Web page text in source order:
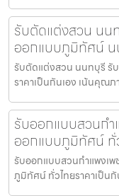
รับตัดแต่งสวน นน
ออกแบบภูมิทัศน์
รับตัดแต่งสวน นนทบุรี
ราคาเป็นกันเอง เน้นคุณ
รับออกแบบสวนก
ออกแบบภูมิทัศน์ ทั่
รับออกแบบสวนกำแพงเ
ภูมิทัศน์ ทั่วไทยราคาเป็น